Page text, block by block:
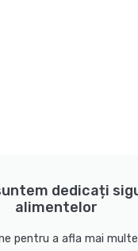
dedicați
alimentelor
pentru a afla mai